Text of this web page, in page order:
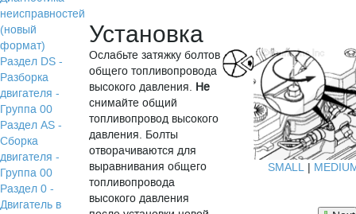
неисправностей
(новый
формат)
Раздел DS -
Разборка
двигателя -
Группа 00
Раздел АS -
Сборка
двигателя -
Группа 00
Раздел 0 -
Двигатель в
Установка
Ослабьте затяжку болтов
общего топливопровода
высокого давления. Не
снимайте общий
топливопровод высокого
давления. Болты
отворачиваются для
выравнивания общего
топливопровода
высокого давления
SMALL |